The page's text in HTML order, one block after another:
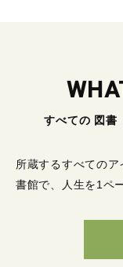
すべての 図書
所蔵するすべてのア
書館で、人生を1ペ